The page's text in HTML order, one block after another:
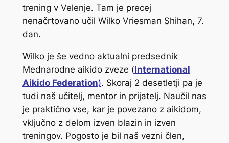
trening v Velenje. Tam je precej
nenačrtovano učil Wilko Vriesman Shihan, 7.
dan.
Wilko je še vedno aktualni predsednik
Mednarodne aikido zveze (International
Aikido Federation). Skoraj 2 desetletji pa je
tudi naš učitelj, mentor in prijatelj. Naučil nas
je praktično vse, kar je povezano z aikidom,
vključno z delom izven blazin in izven
treningov. Pogosto je bil naš vezni člen,